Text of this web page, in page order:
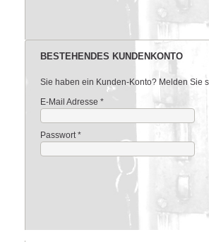
BESTEHENDES KUNDENKONTO
Sie haben ein Kunden-Konto? Melden Sie
*
E-Mail Adresse
*
Passwort